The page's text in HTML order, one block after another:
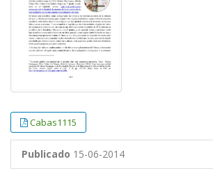
Cabas1115
Publicado 15-06-2014